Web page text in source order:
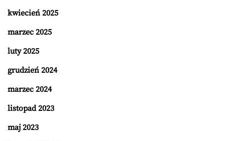
kwiecień 2025
marzec 2025
luty 2025
grudzień 2024
marzec 2024
listopad 2023
maj 2023